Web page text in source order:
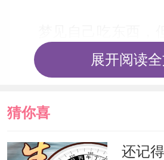
的感觉，表明您近期压
自我调节，或休息一段
梦见自己拒绝吃东
类梦境，往往意味着
展开阅读
猜你喜
欢
还记